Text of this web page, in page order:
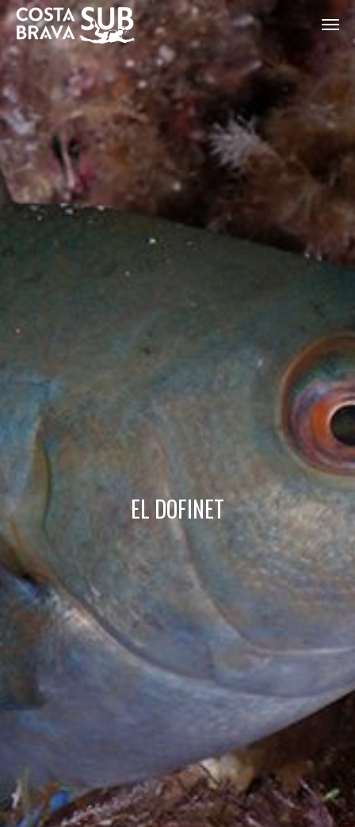
EN
EL DOFINET
Toujours actif
Ce site Web utilise ses propres cookies pour collecter des
informations afin d'améliorer nos services. Si vous
L'utilisateur a la possibilité de configurer son navigateur,
pouvant, s'il le souhaite, empêcher leur installation sur son
disque dur, même s'il doit garder à l'esprit qu'une telle
action peut entraîner des difficultés de navigation sur le
Analyse et Personnalisation
Ils permettent le suivi et l'analyse du comportement des
utilisateurs de ce site. Les informations collectées via ce
type de cookies sont utilisées pour mesurer l'activité du
Web pour l'élaboration des profils de navigation des
utilisateurs afin d'introduire des améliorations basées sur
l'analyse des données d'utilisation effectuée par les
utilisateurs du service. . Ils nous permettent de
sauvegarder les informations de préférence de l'utilisateur
pour améliorer la qualité de nos services et offrir une
meilleure expérience grâce aux produits recommandés.
Marketing et Publicité
Ces cookies sont utilisés pour stocker des informations sur
les préférences et les choix personnels de l'utilisateur
grâce à l'observation continue de ses habitudes de
navigation. Grâce à eux, nous pouvons connaître les
habitudes de navigation sur le site Web et afficher des
publicités liées au profil de navigation de l'utilisateur.